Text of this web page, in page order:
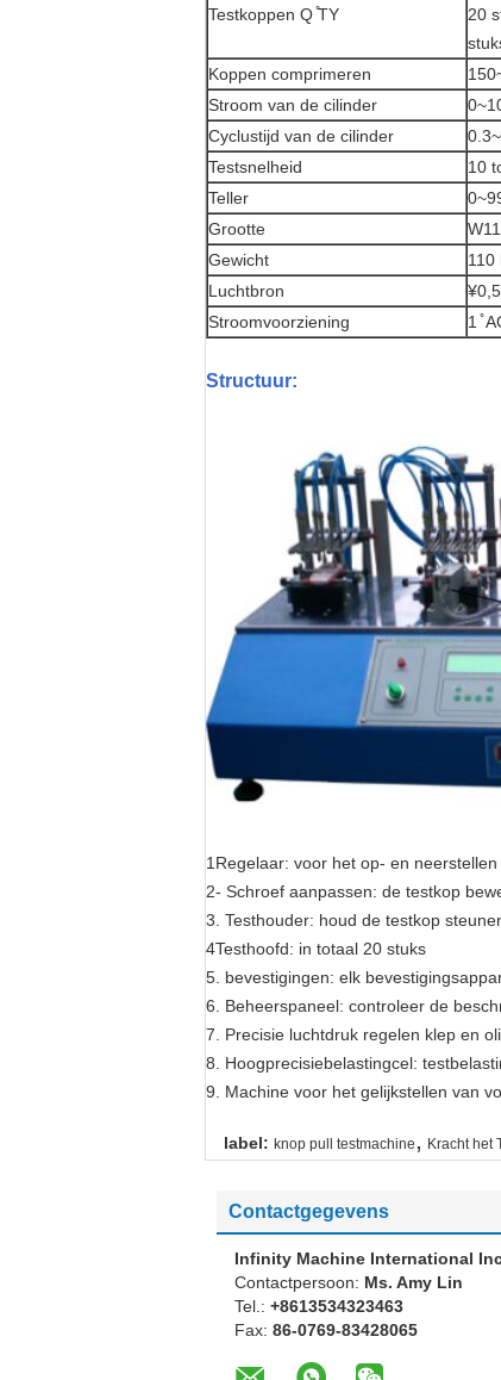
Testkoppen Q ̊TY
20
Koppen comprimeren
Stroom van de cilinder
Cyclustijd van de cilinder
Testsnelheid
10
Teller
Grootte
Gewicht
110
Luchtbron
Stroomvoorziening
1
Structuur:
1Regelaar: voor het op- en neerstellen
2- Schroef aanpassen: de testkop
3. Testhouder: houd de testkop
4Testhoofd: in totaal 20 stuks
5. bevestigingen: elk
6. Beheerspaneel: controleer de
7. Precisie luchtdruk regelen klep en
8. Hoogprecisiebelastingcel:
9. Machine voor het gelijkstellen van
label: knop pull testmachine , Kracht het
Contactgegevens
Infinity Machine International
Contactpersoon: Ms. Amy Lin
Tel.: +8613534323463
Fax: 86-0769-83428065